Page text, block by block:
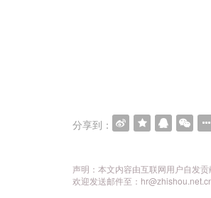
分享到：
声明：本文内容由互联网用户自发
欢迎发送邮件至：